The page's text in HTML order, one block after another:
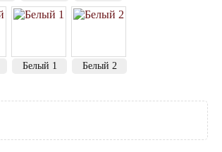
Белый 1 Белый 2